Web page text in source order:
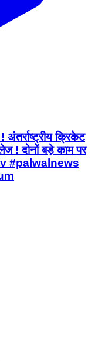
क्रिकेट
! दोनों बड़े काम पर
#palwalnews